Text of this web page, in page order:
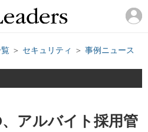
＞ セキュリティ ＞ 事例ニュース
アルバイト採用管